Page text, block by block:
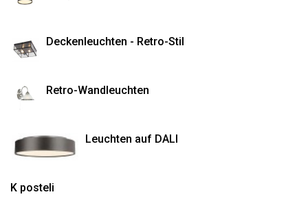
Deckenleuchten - Retro-Stil
Retro-Wandleuchten
Leuchten auf DALI
K posteli